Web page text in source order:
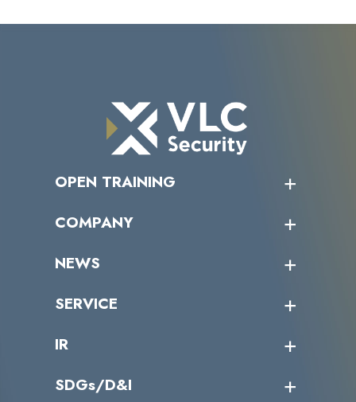
OPEN TRAINING
受講者の声
COMPANY
トップメッセージ
ミッション／ビジョン
パートナー企業一覧
NEWS
サイバーニュース
SERVICE
カテゴリー別サービス一覧
IR
IRカレンダー
SDGs/D&I